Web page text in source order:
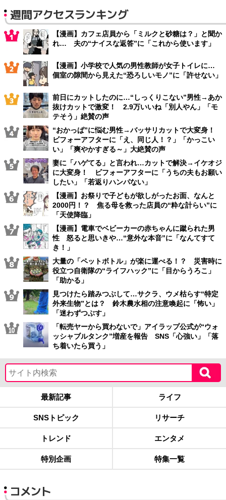
週間アクセスランキング
【漫画】カフェ店員から「ミルクと砂糖は？」と聞か
れ… 夫の“ナイスな返答”に「これから使います」
【漫画】小学校で人気の男性教師が女子トイレに…
個室の隙間から見えた“恐ろしいモノ”に「許せない」
前日にカットしたのに…“しっくりこない”男性→あか
抜けカットで激変！ 2.9万いいね「別人やん」「モ
テそう」絶賛の声
“おかっぱ”に悩む男性→バッサリカットで大変身！
ビフォーアフターに「え、同じ人！？」「かっこい
い」「爽やかすぎる～」大絶賛の声
妻に「ハゲてる」と言われ…カットで解決→イケオジ
に大変身！ ビフォーアフターに「うちの夫もお願い
したい」「若返りハンパない」
【漫画】お祭りで子どもが欲しがったお面、なんと
2000円！？ 焦る母を救った店員の“粋な計らい”に
「天使降臨」
【漫画】電車でベビーカーの赤ちゃんに蹴られた男
性 怒ると思いきや…“意外な本音”に「なんてすて
き！」
大量の「ペットボトル」が楽に運べる！？ 災害時に
役立つ自衛隊の“ライフハック”に「目からうろこ」
「助かる」
見つけたら踏みつぶして…サクラ、ウメ枯らす“特定
外来生物”とは？ 鈴木農水相の注意喚起に「怖い」
「迷わずつぶす」
「転売ヤーから買わないで」アイラップ公式が“ウォ
ッシャブルタンク”増産を報告 SNS「心強い」「落
ち着いたら買う」
最新記事 ライフ
SNSトピック リサーチ
トレンド エンタメ
特別企画 特集一覧
コメント